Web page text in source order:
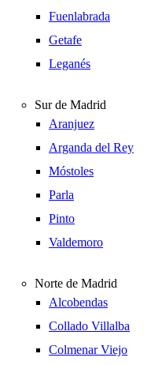
Fuenlabrada
Getafe
Leganés
Sur de Madrid
Aranjuez
Arganda del Rey
Móstoles
Parla
Pinto
Valdemoro
Norte de Madrid
Alcobendas
Collado Villalba
Colmenar Viejo